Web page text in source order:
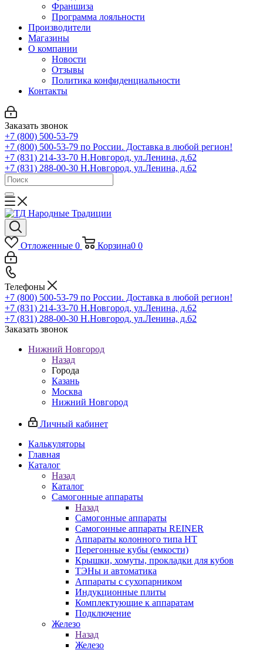
Франшиза
Программа лояльности
Производители
Магазины
О компании
Новости
Отзывы
Политика конфиденциальности
Контакты
Заказать звонок
+7 (800) 500-53-79
+7 (800) 500-53-79 по России. Доставка в любой регион!
+7 (831) 214-33-70 Н.Новгород, ул.Ленина, д.62
+7 (831) 288-00-30 Н.Новгород, ул.Ленина, д.62
Отложенные 0 Корзина0 0
Телефоны
+7 (800) 500-53-79 по России. Доставка в любой регион!
+7 (831) 214-33-70 Н.Новгород, ул.Ленина, д.62
+7 (831) 288-00-30 Н.Новгород, ул.Ленина, д.62
Заказать звонок
Нижний Новгород
Назад
Города
Казань
Москва
Нижний Новгород
Личный кабинет
Калькуляторы
Главная
Каталог
Назад
Каталог
Самогонные аппараты
Назад
Самогонные аппараты
Самогонные аппараты REINER
Аппараты колонного типа НТ
Перегонные кубы (емкости)
Крышки, хомуты, прокладки для кубов
ТЭНы и автоматика
Аппараты с сухопарником
Индукционные плиты
Комплектующие к аппаратам
Подключение
Железо
Назад
Железо